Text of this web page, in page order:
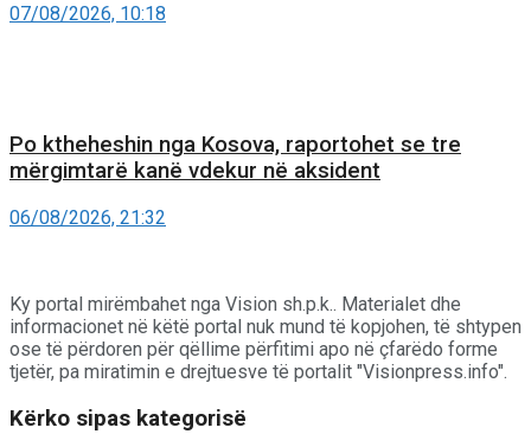
07/08/2026, 10:18
Po ktheheshin nga Kosova, raportohet se tre
mërgimtarë kanë vdekur në aksident
06/08/2026, 21:32
Ky portal mirëmbahet nga Vision sh.p.k.. Materialet dhe
informacionet në këtë portal nuk mund të kopjohen, të shtypen
ose të përdoren për qëllime përfitimi apo në çfarëdo forme
tjetër, pa miratimin e drejtuesve të portalit "Visionpress.info".
Kërko sipas kategorisë